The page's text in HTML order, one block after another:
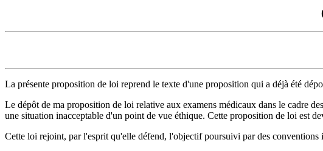
La présente proposition de loi reprend le texte d'une proposition qui a déjà été
Le dépôt de ma proposition de loi relative aux examens médicaux dans le cadre
une situation inacceptable d'un point de vue éthique. Cette proposition de loi est
Cette loi rejoint, par l'esprit qu'elle défend, l'objectif poursuivi par des